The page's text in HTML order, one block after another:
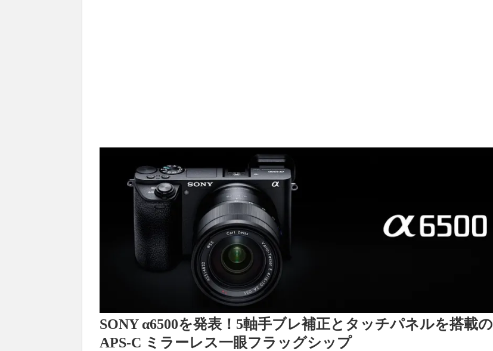
SONY α6500を発表！5軸手ブレ補正とタッチパネルを搭載の
APS-C ミラーレス一眼フラッグシップ